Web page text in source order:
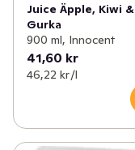
Juice Äpple, Kiwi &
Gurka
900 ml, Innocent
41,60 kr
46,22 kr /l